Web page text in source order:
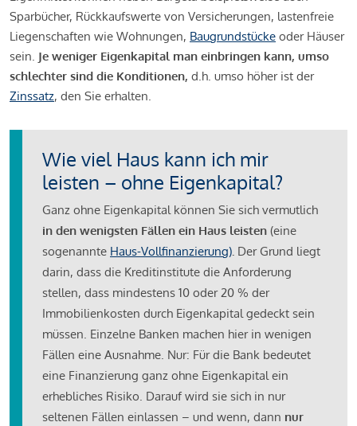
Sparbücher, Rückkaufswerte von Versicherungen, lastenfreie
Liegenschaften wie Wohnungen, Baugrundstücke oder Häuser
sein. Je weniger Eigenkapital man einbringen kann, umso
schlechter sind die Konditionen, d.h. umso höher ist der
Zinssatz, den Sie erhalten.
Wie viel Haus kann ich mir
leisten – ohne Eigenkapital?
Ganz ohne Eigenkapital können Sie sich vermutlich
in den wenigsten Fällen ein Haus leisten (eine
sogenannte Haus-Vollfinanzierung). Der Grund liegt
darin, dass die Kreditinstitute die Anforderung
stellen, dass mindestens 10 oder 20 % der
Immobilienkosten durch Eigenkapital gedeckt sein
müssen. Einzelne Banken machen hier in wenigen
Fällen eine Ausnahme. Nur: Für die Bank bedeutet
eine Finanzierung ganz ohne Eigenkapital ein
erhebliches Risiko. Darauf wird sie sich in nur
seltenen Fällen einlassen – und wenn, dann nur